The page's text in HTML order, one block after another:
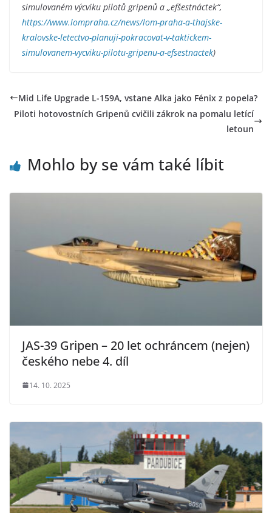
simulovaném výcviku pilotů gripenů a „efšestnáctek“,
https://www.lompraha.cz/news/lom-praha-a-thajske-
kralovske-letectvo-planuji-pokracovat-v-taktickem-
simulovanem-vycviku-pilotu-gripenu-a-efsestnactek)
Mid Life Upgrade L-159A, vstane Alka jako Fénix z popela?
Piloti hotovostních Gripenů cvičili zákrok na pomalu letící
letoun
Mohlo by se vám také líbit
JAS-39 Gripen – 20 let ochráncem (nejen)
českého nebe 4. díl
14. 10. 2025